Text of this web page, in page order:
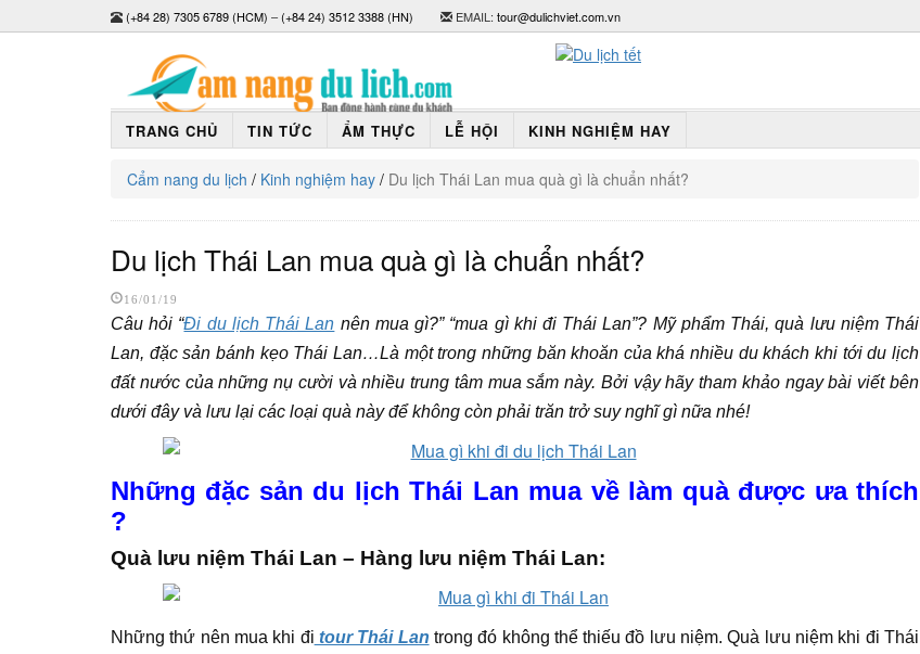
(+84 28) 7305 6789 (HCM) –(+84 24) 3512 3388 (HN) EMAIL: tour@dulichviet.com.vn
TRANG CHỦ TIN TỨC ẨM THỰC LỄ HỘI KINH NGHIỆM HAY
Cẩm nang du lịch / Kinh nghiệm hay / Du lịch Thái Lan mua quà gì là chuẩn nhất?
Du lịch Thái Lan mua quà gì là chuẩn nhất?
16/01/19
Câu hỏi “Đi du lịch Thái Lan nên mua gì?” “mua gì khi đi Thái Lan”? Mỹ phẩm Thái, quà lưu niệm Thái
Lan, đặc sản bánh kẹo Thái Lan…Là một trong những băn khoăn của khá nhiều du khách khi tới du lịch
đất nước của những nụ cười và nhiều trung tâm mua sắm này. Bởi vậy hãy tham khảo ngay bài viết bên
dưới đây và lưu lại các loại quà này để không còn phải trăn trở suy nghĩ gì nữa nhé!
Những đặc sản du lịch Thái Lan mua về làm quà được ưa thích
?
Quà lưu niệm Thái Lan – Hàng lưu niệm Thái Lan:
Những thứ nên mua khi đi tour Thái Lan trong đó không thể thiếu đồ lưu niệm. Quà lưu niệm khi đi Thái